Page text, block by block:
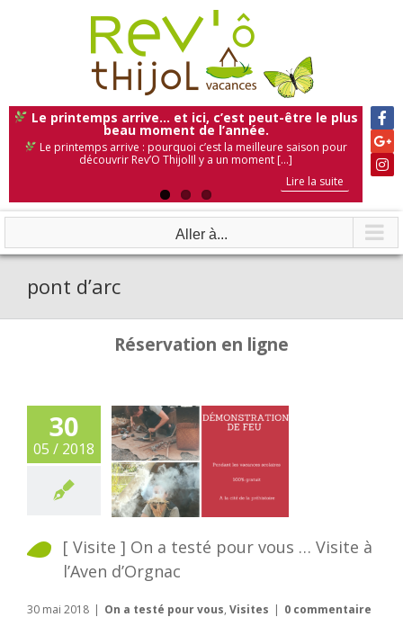
Le printemps arrive… et ici, c’est peut-être le plus
beau moment de l’année.
Le printemps arrive : pourquoi c’est la meilleure saison pour
découvrir Rev’O ThijolIl y a un moment [...]
Lire la suite
Lire la suite
Lire la suite
Aller à...
pont d’arc
Réservation en ligne
30
05 / 2018
[ Visite ] On a testé pour vous … Visite à
l’Aven d’Orgnac
30 mai 2018 | On a testé pour vous, Visites | 0 commentaire